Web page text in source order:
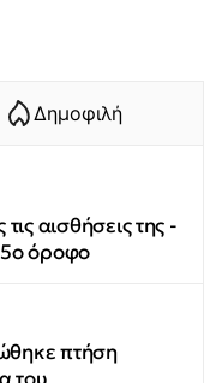
Δημοφιλή
αισθήσεις της -
όροφο
πτήση